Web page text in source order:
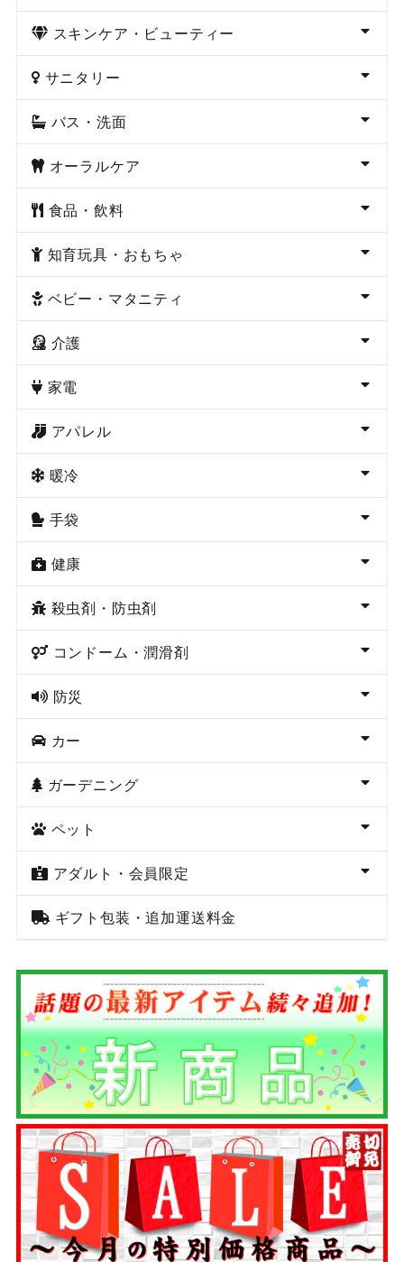
スキンケア・ビューティー
サニタリー
バス・洗面
オーラルケア
食品・飲料
知育玩具・おもちゃ
ベビー・マタニティ
介護
家電
アパレル
暖冷
手袋
健康
殺虫剤・防虫剤
コンドーム・潤滑剤
防災
カー
ガーデニング
ペット
アダルト・会員限定
ギフト包装・追加運送料金